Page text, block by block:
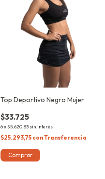
Top Deportivo Negro Mujer
$33.725
6x $5.620,83 sin interés
$25.293,75 conTransferencia
Comprar